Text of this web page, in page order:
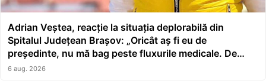
Adrian Veștea, reacție la situația deplorabilă din
Spitalul Județean Brașov: „Oricât aș fi eu de
președinte, nu mă bag peste fluxurile medicale. De
asta a făcut școală managerul”
6 aug. 2026